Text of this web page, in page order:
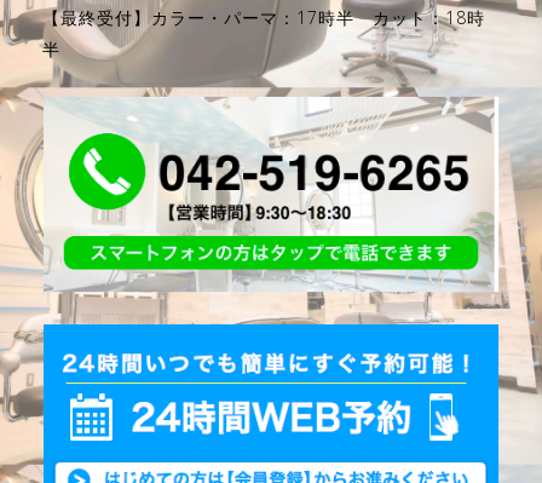
【最終受付】カラー・パーマ：17時半 カット：18時
半